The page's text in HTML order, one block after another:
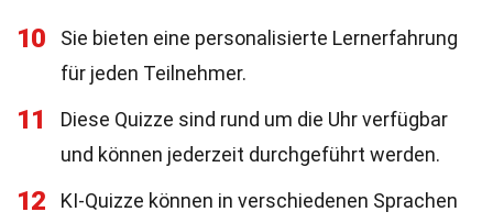
10
Sie bieten eine personalisierte Lernerfahrung
für jeden Teilnehmer.
11
Diese Quizze sind rund um die Uhr verfügbar
und können jederzeit durchgeführt werden.
12
KI-Quizze können in verschiedenen Sprachen